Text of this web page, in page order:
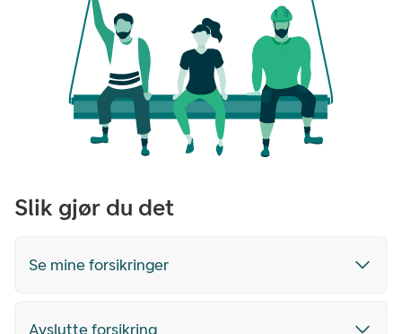
Slik gjør du det
Se mine forsikringer
Avslutte forsikring